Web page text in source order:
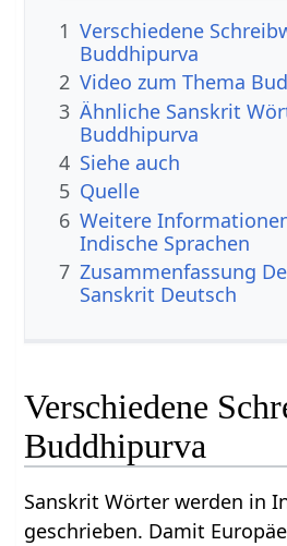
1 Verschiedene
Buddhipurva
2 Video zum Thema
3 Ähnliche Sanskrit
Buddhipurva
4 Siehe auch
5 Quelle
6 Weitere
Indische Sprachen
7 Zusammenfassung
Sanskrit Deutsch
Verschiedene
Buddhipurva
Sanskrit Wörter werden in
geschrieben. Damit